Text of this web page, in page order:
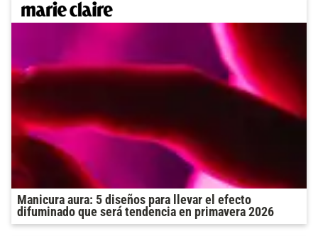
Manicura aura: 5 diseños para llevar el efecto
difuminado que será tendencia en primavera 2026